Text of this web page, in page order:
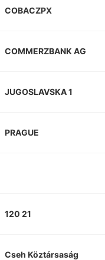
COBACZPX
COMMERZBANK AG
JUGOSLAVSKA 1
PRAGUE
120 21
Cseh Köztársaság